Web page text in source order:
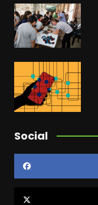
Social